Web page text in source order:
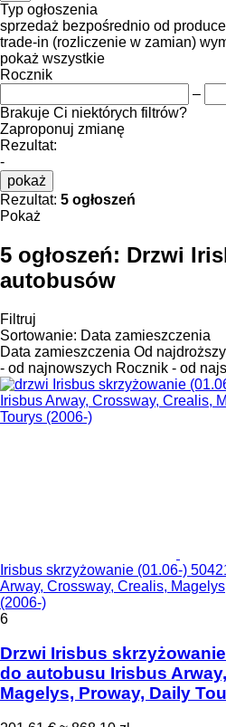
Typ ogłoszenia
sprzedaż bezpośrednio od
trade-in (rozliczenie w zamian)
pokaż wszystkie
Rocznik
–
Brakuje Ci niektórych filtrów?
Zaproponuj zmianę
Rezultat:
-
pokaż
Rezultat: 5 ogłoszeń
Pokaż
5 ogłoszeń: Drzwi
autobusów
Filtruj
Sortowanie: Data zamieszczenia
Data zamieszczenia Od
- od najnowszych Rocznik - od
Irisbus skrzyżowanie (01.06-)
Arway, Crossway, Crealis,
(2006-)
6
Drzwi Irisbus
do autobusu Irisbus
Magelys, Proway, Daily